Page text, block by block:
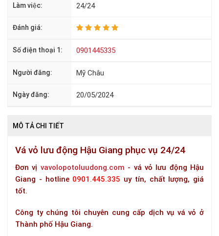
Làm việc: 24/24
Đánh giá:
Số điện thoại 1: 0901445335
Người đăng: Mỹ Châu
Ngày đăng: 20/05/2024
MÔ TẢ CHI TIẾT
Vá vỏ lưu động Hậu Giang phục vụ 24/24
Đơn vị vavolopotoluudong.com - vá vỏ lưu động Hậu
Giang - hotline 0901.445.335 uy tín, chất lượng, giá
tốt.
Công ty chúng tôi chuyên cung cấp dịch vụ vá vỏ ở
Thành phố Hậu Giang.